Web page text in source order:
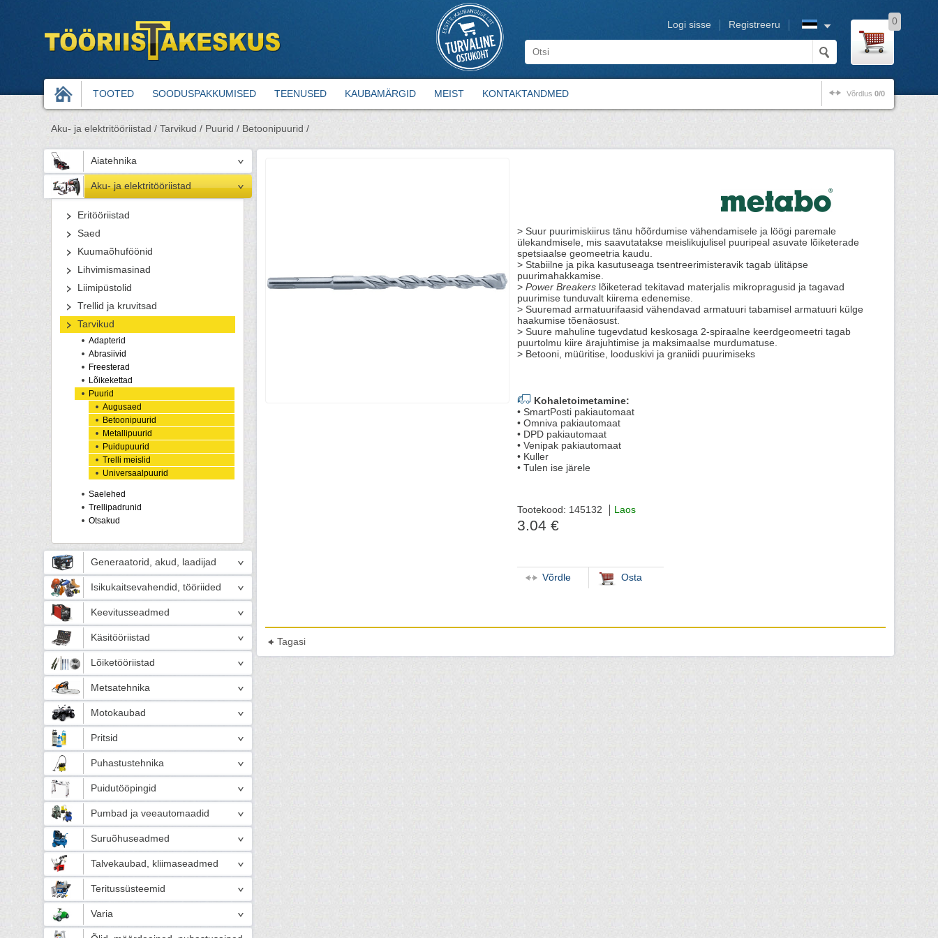
Registreeru
Logi sisse 0
TOOTED SOODUSPAKKUMISED TEENUSED KAUBAMÄRGID MEIST KONTAKTANDMED Võrdlus 0/0
Aku- ja elektritööriistad / Tarvikud / Puurid / Betoonipuurid /
Aiatehnika
Aku- ja elektritööriistad
Eritööriistad
Saed
Kuumaõhuföönid
Lihvimismasinad
Liimipüstolid
Trellid ja kruvitsad
Tarvikud
Adapterid
Abrasiivid
Freesterad
Lõikekettad
Puurid
Augusaed
Betoonipuurid
Metallipuurid
Puidupuurid
Trelli meislid
Universaalpuurid
Saelehed
Trellipadrunid
Otsakud
Generaatorid, akud, laadijad
Isikukaitsevahendid, tööriided
Keevitusseadmed
Käsitööriistad
Lõiketööriistad
Metsatehnika
Motokaubad
Pritsid
Puhastustehnika
Puidutööpingid
Pumbad ja veeautomaadid
Suruõhuseadmed
Talvekaubad, kliimaseadmed
Teritussüsteemid
Varia
> Suur puurimiskiirus tänu hõõrdumise vähendamisele ja löögi paremale
ülekandmisele, mis saavutatakse meislikujulisel puuripeal asuvate lõiketerade
spetsiaalse geomeetria kaudu.
> Stabiilne ja pika kasutuseaga tsentreerimisteravik tagab ülitäpse
puurimahakkamise.
> Power Breakers lõiketerad tekitavad materjalis mikropragusid ja tagavad
puurimise tunduvalt kiirema edenemise.
> Suuremad armatuurifaasid vähendavad armatuuri tabamisel armatuuri külge
haakumise tõenäosust.
> Suure mahuline tugevdatud keskosaga 2-spiraalne keerdgeomeetri tagab
puurtolmu kiire ärajuhtimise ja maksimaalse murdumatuse.
> Betooni, müüritise, looduskivi ja graniidi puurimiseks
Kohaletoimetamine:
• SmartPosti pakiautomaat
• Omniva pakiautomaat
• DPD pakiautomaat
• Venipak pakiautomaat
• Kuller
• Tulen ise järele
Tootekood: 145132 Laos
3.04 €
Võrdle Osta
Tagasi